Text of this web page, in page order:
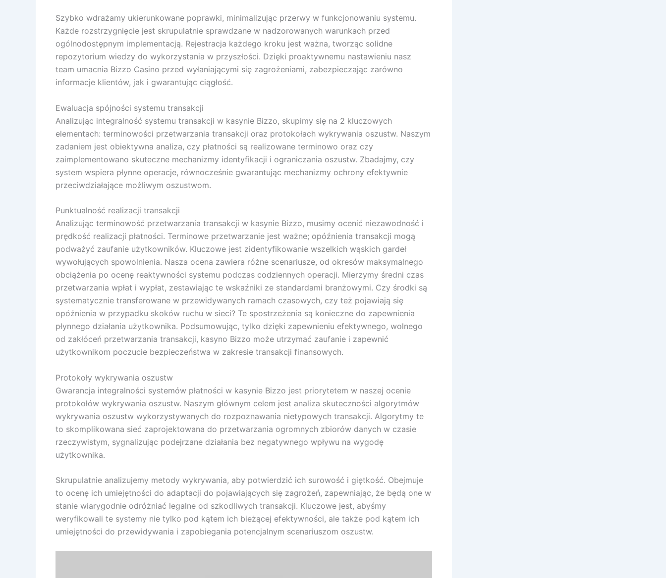
Szybko wdrażamy ukierunkowane poprawki, minimalizując przerwy w funkcjonowaniu systemu.
Każde rozstrzygnięcie jest skrupulatnie sprawdzane w nadzorowanych warunkach przed
ogólnodostępnym implementacją. Rejestracja każdego kroku jest ważna, tworząc solidne
repozytorium wiedzy do wykorzystania w przyszłości. Dzięki proaktywnemu nastawieniu nasz
team umacnia Bizzo Casino przed wyłaniającymi się zagrożeniami, zabezpieczając zarówno
informacje klientów, jak i gwarantując ciągłość.
Ewaluacja spójności systemu transakcji
Analizując integralność systemu transakcji w kasynie Bizzo, skupimy się na 2 kluczowych
elementach: terminowości przetwarzania transakcji oraz protokołach wykrywania oszustw. Naszym
zadaniem jest obiektywna analiza, czy płatności są realizowane terminowo oraz czy
zaimplementowano skuteczne mechanizmy identyfikacji i ograniczania oszustw. Zbadajmy, czy
system wspiera płynne operacje, równocześnie gwarantując mechanizmy ochrony efektywnie
przeciwdziałające możliwym oszustwom.
Punktualność realizacji transakcji
Analizując terminowość przetwarzania transakcji w kasynie Bizzo, musimy ocenić niezawodność i
prędkość realizacji płatności. Terminowe przetwarzanie jest ważne; opóźnienia transakcji mogą
podważyć zaufanie użytkowników. Kluczowe jest zidentyfikowanie wszelkich wąskich gardeł
wywołujących spowolnienia. Nasza ocena zawiera różne scenariusze, od okresów maksymalnego
obciążenia po ocenę reaktywności systemu podczas codziennych operacji. Mierzymy średni czas
przetwarzania wpłat i wypłat, zestawiając te wskaźniki ze standardami branżowymi. Czy środki są
systematycznie transferowane w przewidywanych ramach czasowych, czy też pojawiają się
opóźnienia w przypadku skoków ruchu w sieci? Te spostrzeżenia są konieczne do zapewnienia
płynnego działania użytkownika. Podsumowując, tylko dzięki zapewnieniu efektywnego, wolnego
od zakłóceń przetwarzania transakcji, kasyno Bizzo może utrzymać zaufanie i zapewnić
użytkownikom poczucie bezpieczeństwa w zakresie transakcji finansowych.
Protokoły wykrywania oszustw
Gwarancja integralności systemów płatności w kasynie Bizzo jest priorytetem w naszej ocenie
protokołów wykrywania oszustw. Naszym głównym celem jest analiza skuteczności algorytmów
wykrywania oszustw wykorzystywanych do rozpoznawania nietypowych transakcji. Algorytmy te
to skomplikowana sieć zaprojektowana do przetwarzania ogromnych zbiorów danych w czasie
rzeczywistym, sygnalizując podejrzane działania bez negatywnego wpływu na wygodę
użytkownika.
Skrupulatnie analizujemy metody wykrywania, aby potwierdzić ich surowość i giętkość. Obejmuje
to ocenę ich umiejętności do adaptacji do pojawiających się zagrożeń, zapewniając, że będą one w
stanie wiarygodnie odróżniać legalne od szkodliwych transakcji. Kluczowe jest, abyśmy
weryfikowali te systemy nie tylko pod kątem ich bieżącej efektywności, ale także pod kątem ich
umiejętności do przewidywania i zapobiegania potencjalnym scenariuszom oszustw.